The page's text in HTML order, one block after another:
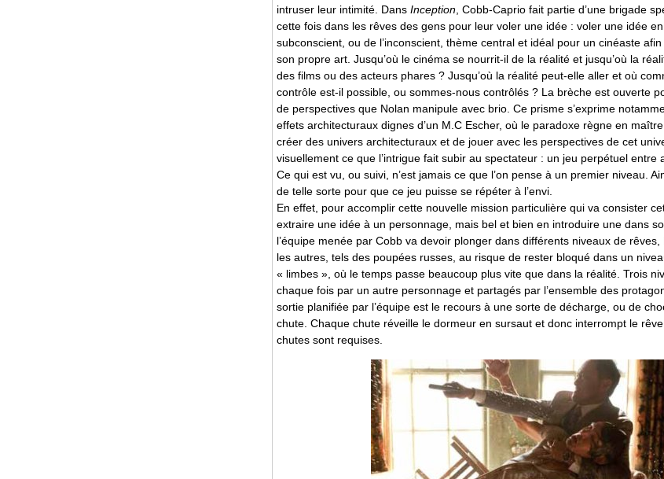
intruser leur intimité. Dans Inception , Cobb-Caprio fait partie d’une brigade
cette fois dans les rêves des gens pour leur voler une idée : voler une idée
subconscient, ou de l’inconscient, thème central et idéal pour un cinéaste
son propre art. Jusqu’où le cinéma se nourrit-il de la réalité et jusqu’où la
des films ou des acteurs phares ? Jusqu’où la réalité peut-elle aller et où
contrôle est-il possible, ou sommes-nous contrôlés ? La brèche est ouverte
de perspectives que Nolan manipule avec brio. Ce prisme s’exprime
effets architecturaux dignes d’un M.C Escher, où le paradoxe règne en
créer des univers architecturaux et de jouer avec les perspectives de cet
visuellement ce que l’intrigue fait subir au spectateur : un jeu perpétuel entre
Ce qui est vu, ou suivi, n’est jamais ce que l’on pense à un premier niveau.
de telle sorte pour que ce jeu puisse se répéter à l’envi.
En effet, pour accomplir cette nouvelle mission particulière qui va consister
extraire une idée à un personnage, mais bel et bien en introduire une dans
l’équipe menée par Cobb va devoir plonger dans différents niveaux de
les autres, tels des poupées russes, au risque de rester bloqué dans un
« limbes », où le temps passe beaucoup plus vite que dans la réalité. Trois
chaque fois par un autre personnage et partagés par l’ensemble des
sortie planifiée par l’équipe est le recours à une sorte de décharge, ou de
chute. Chaque chute réveille le dormeur en sursaut et donc interrompt le
chutes sont requises.